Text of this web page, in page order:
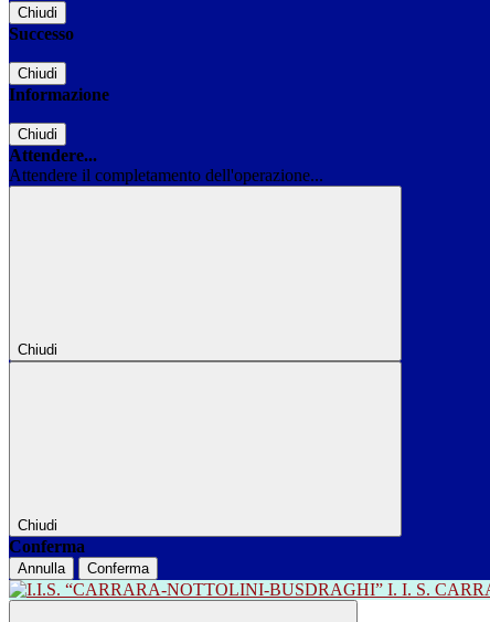
Chiudi
Successo
Chiudi
Informazione
Chiudi
Attendere...
Attendere il completamento dell'operazione...
Chiudi
Chiudi
Conferma
Annulla Conferma
I. I. S.